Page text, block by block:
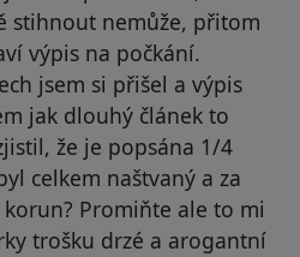
stihnout nemůže, přitom
výpis na počkání.
jsem si přišel a výpis
jak dlouhý článek to
že je popsána 1/4
celkem naštvaný a za
Promiňte ale to mi
trošku drzé a arogantní